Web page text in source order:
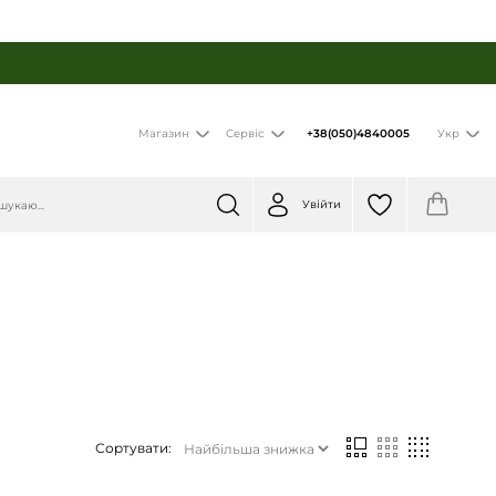
Магазин Сервіс +38(050)4840005 Укр
Увійти
Сортувати: